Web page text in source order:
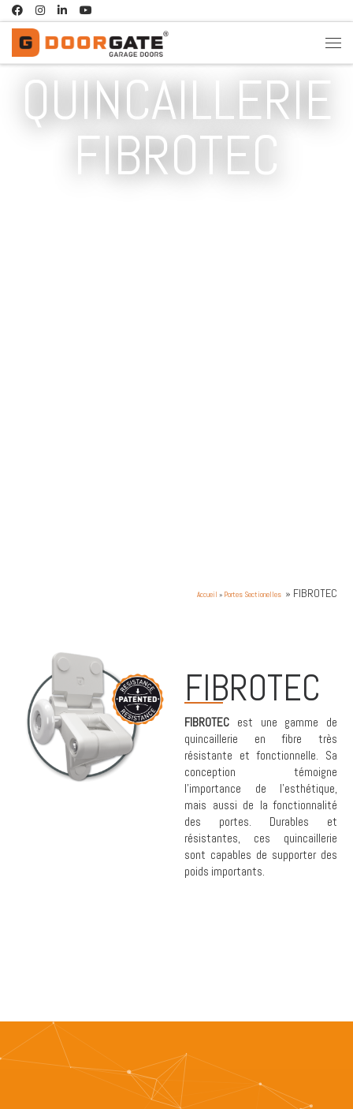
Passer au contenu
QUINCAILLERIE
FIBROTEC
Accueil » Portes Sectionelles » FIBROTEC
FIBROTEC
FIBROTEC est une gamme de
quincaillerie en fibre très
résistante et fonctionnelle. Sa
conception témoigne
l’importance de l’esthétique,
mais aussi de la fonctionnalité
des portes. Durables et
résistantes, ces quincaillerie
sont capables de supporter des
poids importants.